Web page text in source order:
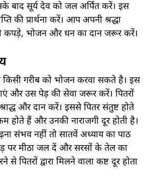
बाद सूर्य देव को जल अर्पित करें। इस
की प्रार्थना करें। आप अपनी श्रद्धा
कपड़े, भोजन और धन का दान जरूर करें।
गरीब को भोजन करवा सकते है। इस
और उस पेड़ की सेवा जरूर करें। पितरों
और दान करें। इससे पितर संतुष्ट होते
होते हैं और उनकी नाराजगी दूर होती है।
संभव नहीं तो सातवें अध्याय का पाठ
पर मीठा जल दें और सरसों के तेल का
पितरों द्वारा मिलने वाला कष्ट दूर होता